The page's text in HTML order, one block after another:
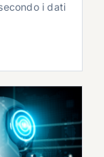
i dati